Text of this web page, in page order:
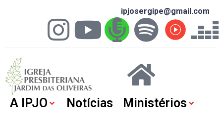
ipjosergipe@gmail.com
A IPJO Notícias Ministérios